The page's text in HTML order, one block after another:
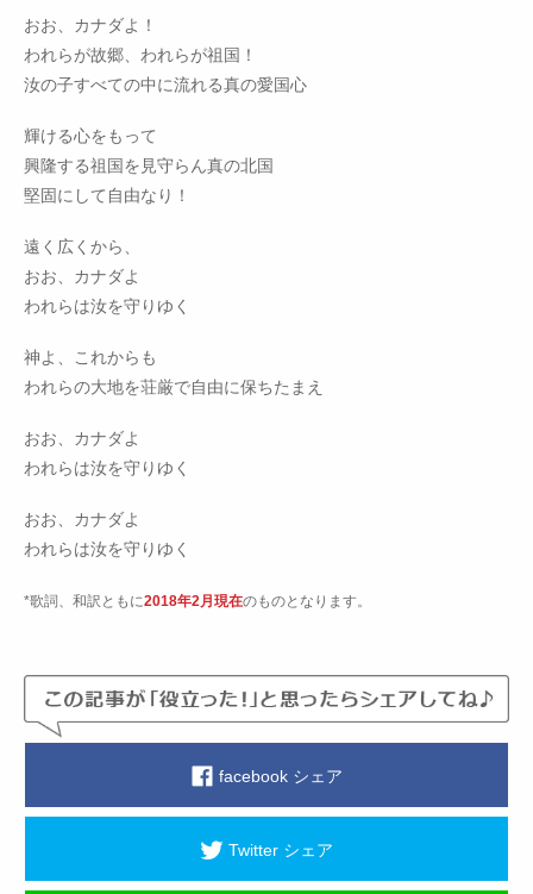
おお、カナダよ！
われらが故郷、われらが祖国！
汝の子すべての中に流れる真の愛国心
輝ける心をもって
興隆する祖国を見守らん真の北国
堅固にして自由なり！
遠く広くから、
おお、カナダよ
われらは汝を守りゆく
神よ、これからも
われらの大地を荘厳で自由に保ちたまえ
おお、カナダよ
われらは汝を守りゆく
おお、カナダよ
われらは汝を守りゆく
*歌詞、和訳ともに2018年2月現在のものとなります。
facebook シェア
Twitter シェア